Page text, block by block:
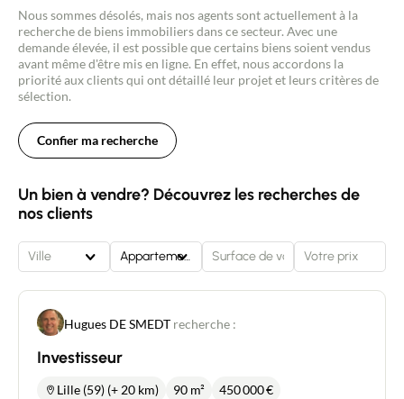
Nous sommes désolés, mais nos agents sont actuellement à la
recherche de biens immobiliers dans ce secteur. Avec une
demande élevée, il est possible que certains biens soient vendus
avant même d'être mis en ligne. En effet, nous accordons la
priorité aux clients qui ont détaillé leur projet et leurs critères de
sélection.
Confier ma recherche
Un bien à vendre? Découvrez les recherches de
nos clients
Ville Appartement
Hugues DE SMEDT recherche :
Investisseur
Lille (59) (+ 20 km) 90 m² 450 000€